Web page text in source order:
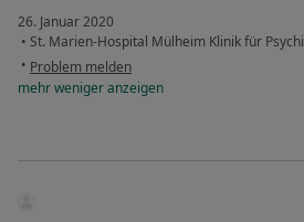
26. Januar 2020
• St. Marien-Hospital Mülheim Klinik für
• Problem melden
mehrwenigeranzeigen